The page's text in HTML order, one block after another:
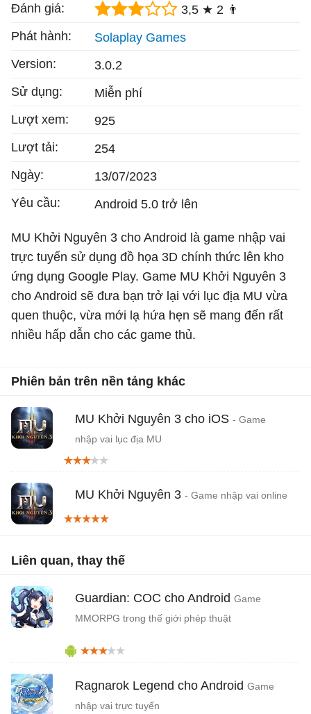
Đánh giá:
3,5 ★ 2 👨
Phát hành:
Solaplay Games
Version:
3.0.2
Sử dụng:
Miễn phí
Lượt xem:
925
Lượt tải:
254
Ngày:
13/07/2023
Yêu cầu:
Android 5.0 trở lên
MU Khởi Nguyên 3 cho Android là game nhập vai
trực tuyến sử dụng đồ họa 3D chính thức lên kho
ứng dụng Google Play. Game MU Khởi Nguyên 3
cho Android sẽ đưa bạn trở lại với lục địa MU vừa
quen thuộc, vừa mới lạ hứa hẹn sẽ mang đến rất
nhiều hấp dẫn cho các game thủ.
Phiên bản trên nền tảng khác
MU Khởi Nguyên 3 cho iOS - Game
nhập vai lục địa MU
MU Khởi Nguyên 3 - Game nhập vai online
Liên quan, thay thế
Guardian: COC cho Android Game
MMORPG trong thế giới phép thuật
Ragnarok Legend cho Android Game
nhập vai trực tuyến